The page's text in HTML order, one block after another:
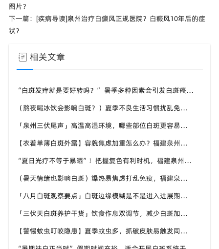
图片？
下一篇： [疾病导读]泉州治疗白癜风正规医院？白癜风10年后的症
状？
相关文章
“白斑发痒就是要好转吗？” 暑季多种因素会引发白斑瘙痒，福建泉州中科白癜风医院教你分清白斑瘙痒诱因
（熬夜喝冰饮会影响白斑？）夏季不良生活习惯扰乱免疫，福建泉州中科白癜风医院提醒白斑患者做好日常养护
「泉州三伏尾声」高温高湿环境，哪些部位白斑更容易扩散？福建泉州中科白癜风医院盘点夏季白斑高发位置
【衣着单薄白斑外露】容貌焦虑加重怎么办？福建泉州中科白癜风医院助力本地白癜风患者科学应对夏季白斑困扰
“夏日光疗不等于暴晒”！把握复色有利时机，福建泉州中科白癜风医院讲讲白癜风夏季诊疗的注意事项
（暑天情绪也影响白斑）燥热易焦虑打乱免疫，福建泉州中科白癜风医院分享白癜风患者夏季情绪调节小技巧
「八月白斑观察要点」白斑边缘模糊是不是进入进展期？福建泉州中科白癜风医院教你辨别白斑病情变化信号
「三伏天白斑养护干货」饮食作息双调节，减少白斑加重诱因，福建泉州中科白癜风医院为福建白斑群体科普实用知识
【警惕蚊虫叮咬隐患】夏季蚊虫多，抓破皮肤易触发同形反应，福建泉州中科白癜风医院提醒白癜风患者做好防蚊护理